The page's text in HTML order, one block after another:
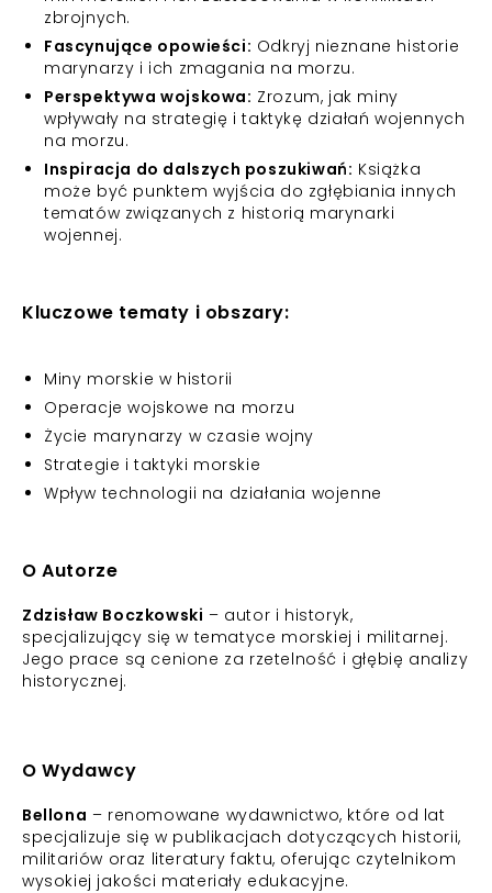
zbrojnych.
Fascynujące opowieści: Odkryj nieznane historie
marynarzy i ich zmagania na morzu.
Perspektywa wojskowa: Zrozum, jak miny
wpływały na strategię i taktykę działań wojennych
na morzu.
Inspiracja do dalszych poszukiwań: Książka
może być punktem wyjścia do zgłębiania innych
tematów związanych z historią marynarki
wojennej.
Kluczowe tematy i obszary:
Miny morskie w historii
Operacje wojskowe na morzu
Życie marynarzy w czasie wojny
Strategie i taktyki morskie
Wpływ technologii na działania wojenne
O Autorze
Zdzisław Boczkowski – autor i historyk,
specjalizujący się w tematyce morskiej i militarnej.
Jego prace są cenione za rzetelność i głębię analizy
historycznej.
O Wydawcy
Bellona – renomowane wydawnictwo, które od lat
specjalizuje się w publikacjach dotyczących historii,
militariów oraz literatury faktu, oferując czytelnikom
wysokiej jakości materiały edukacyjne.